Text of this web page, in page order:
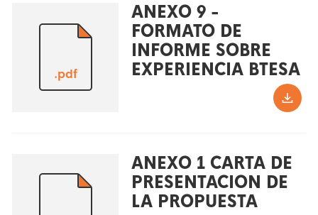
.pdf
ANEXO 9 -
FORMATO DE
INFORME SOBRE
EXPERIENCIA BTESA
ANEXO 1 CARTA DE
PRESENTACION DE
LA PROPUESTA